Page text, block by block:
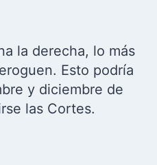
la derecha, lo más
Esto podría
y diciembre de
las Cortes.